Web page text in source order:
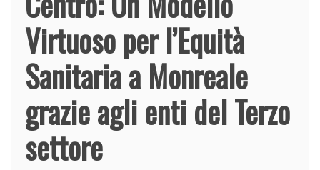
Virtuoso per l’Equità
Sanitaria a Monreale
grazie agli enti del Terzo
settore